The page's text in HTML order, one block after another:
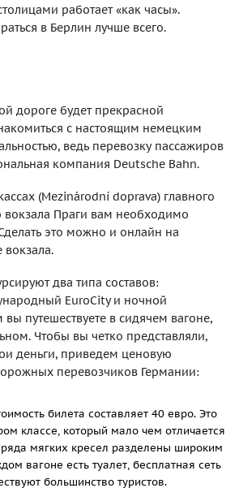
работает «как часы».
в Берлин лучше всего.
дороге будет прекрасной
с настоящим немецким
ведь перевозку пассажиров
компания Deutsche Bahn.
(Mezinárodní doprava) главного
Праги вам необходимо
это можно и онлайн на
два типа составов:
EuroCity и ночной
путешествуете в сидячем вагоне,
Чтобы вы четко представляли,
деньги, приведем ценовую
перевозчиков Германии:
билета составляет 40 евро. Это
классе, который мало чем отличается
мягких кресел разделены широким
вагоне есть туалет, бесплатная сеть
большинство туристов.